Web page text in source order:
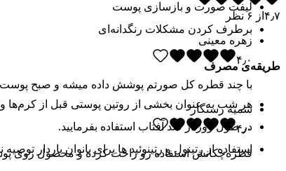
لیفت صورت و بازسازی پوست
برطرف کردن مشکلات رنگدانه‌ای
طریقه‌ی مصرف
هر شب به عنوان بخشی از روتین پوستی قبل از کرم‌ها و
در طول روز از ضد آفتاب استفاده بفرمایید.
استفاده از رتینول و رتینوئید ها برای بانوان باردار
۴٫۷ از ۶نظر
زهره معینی
۴٫۰
با چند قطره کل صورتم پوشش داده میشه و صبح
سمیه رستگار
۴٫۰
قطره‌چکانش استفاده رو راحت کرده و محصول روی